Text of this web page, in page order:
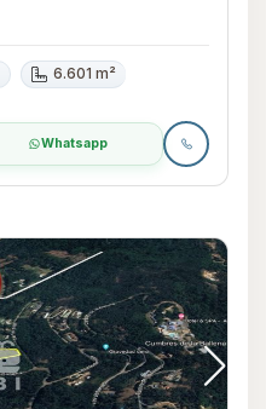
6.601 m²
Whatsapp